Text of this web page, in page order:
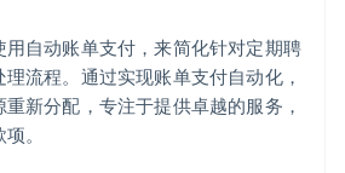
自动账单支付，来简化针对定期聘
流程。通过实现账单支付自动化，
新分配，专注于提供卓越的服务，
。